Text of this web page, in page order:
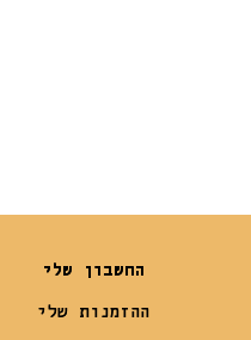
החשבון שלי
ההזמנות שלי